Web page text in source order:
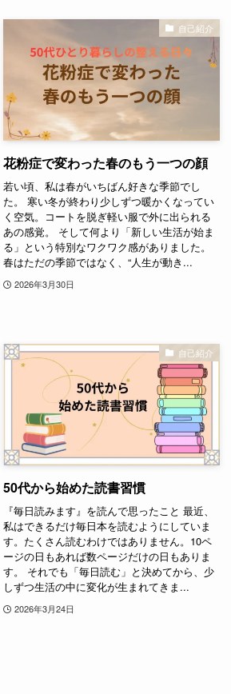
自己紹介
花粉症で変わった春のもう一つの顔
若い頃、私は春がいちばん好きな季節でし
た。 寒い冬が終わり少しずつ暖かくなってい
く空気。コートを脱ぎ軽い服で外に出られる
あの感覚。 そして何より「新しい生活が始ま
る」という特別なワクワク感がありました。
春はただの季節ではなく、“人生が動き...
2026年3月30日
自己紹介
50代から始めた読書習慣
『毎日読みます』を読んで思ったこと 最近、
私はできるだけ毎日本を読むようにしていま
す。たくさん読むわけではありません。10ペ
ージの日もあれば数ページだけの日もありま
す。 それでも「毎日読む」と決めてから、少
しずつ生活の中に変化が生まれてきま...
2026年3月24日